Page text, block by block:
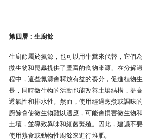
第四層：生廚餘
生廚餘屬於氮源，也可以用牛糞來代替，它們為
微生物和昆蟲提供了豐富的食物來源。在分解過
程中，這些氮源會釋放有益的養分，促進植物生
長，同時微生物的活動也能改善土壤結構，提高
透氣性和排水性。然而，使用經過烹煮或調味的
廚餘會使微生物難以適應，可能會損害微生物和
土壤，並導致異味和細菌繁殖。因此，建議不要
使用熟食或動物性廚餘來進行堆肥。